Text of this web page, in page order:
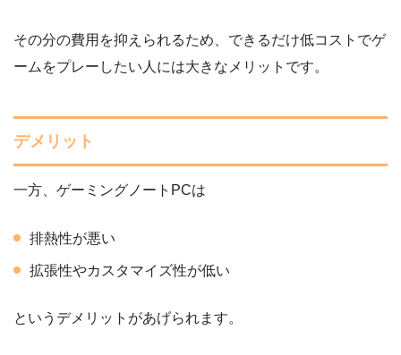
その分の費用を抑えられるため、できるだけ低コストでゲ
ームをプレーしたい人には大きなメリットです。
デメリット
一方、ゲーミングノートPCは
排熱性が悪い
拡張性やカスタマイズ性が低い
というデメリットがあげられます。